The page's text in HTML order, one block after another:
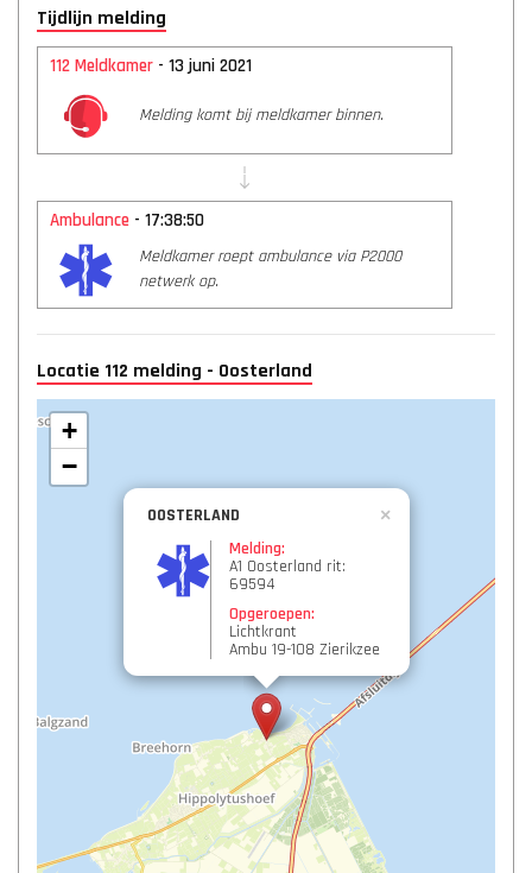
Tijdlijn melding
112 Meldkamer - 13 juni 2021
Melding komt bij meldkamer binnen.
Ambulance - 17:38:50
Meldkamer roept ambulance via P2000
netwerk op.
Locatie 112 melding - Oosterland
OOSTERLAND
Melding:
A1 Oosterland rit:
69594
Opgeroepen:
Lichtkrant
Ambu 19-108 Zierikzee
×
+
−